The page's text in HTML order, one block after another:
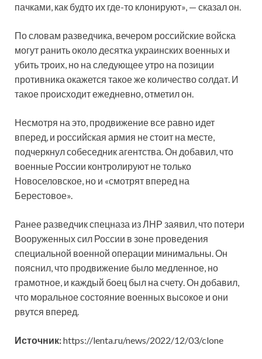
пачками, как будто их где-то клонируют», — сказал он.
По словам разведчика, вечером российские войска
могут ранить около десятка украинских военных и
убить троих, но на следующее утро на позиции
противника окажется такое же количество солдат. И
такое происходит ежедневно, отметил он.
Несмотря на это, продвижение все равно идет
вперед, и российская армия не стоит на месте,
подчеркнул собеседник агентства. Он добавил, что
военные России контролируют не только
Новоселовское, но и «смотрят вперед на
Берестовое».
Ранее разведчик спецназа из ЛНР заявил, что потери
Вооруженных сил России в зоне проведения
специальной военной операции минимальны. Он
пояснил, что продвижение было медленное, но
грамотное, и каждый боец был на счету. Он добавил,
что моральное состояние военных высокое и они
рвутся вперед.
Источник:https://lenta.ru/news/2022/12/03/clone